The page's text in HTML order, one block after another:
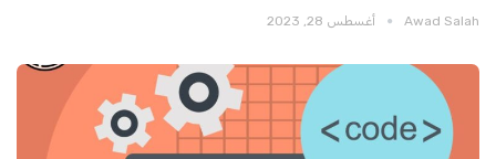
Awad Salah أغسطس 28, 2023